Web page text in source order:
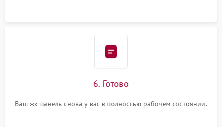
6. Готово
Ваш жк-панель снова у вас в полностью рабочем состоянии.